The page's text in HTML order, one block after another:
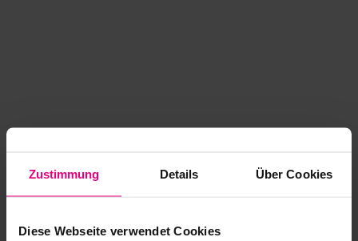
Zustimmung Details Über Cookies
Diese Webseite verwendet Cookies